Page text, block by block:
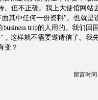
。但不正确。我上大使馆网站
面其中任何一份资料"。也就是
business trip的人用的。我们回
这样就不需要邀请信了。我
变？
留言时间